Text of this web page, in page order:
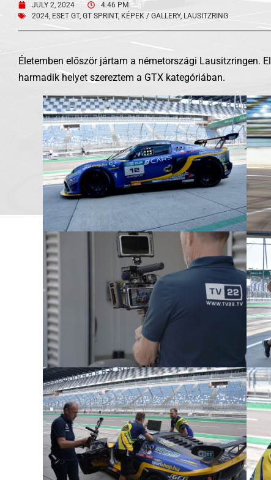
JULY 2, 2024
4:46 PM
2024, ESET GT, GT SPRINT, KÉPEK / GALLERY, LAUSITZRING
Életemben először jártam a németországi Lausitzringen.
harmadik helyet szereztem a GTX kategóriában.